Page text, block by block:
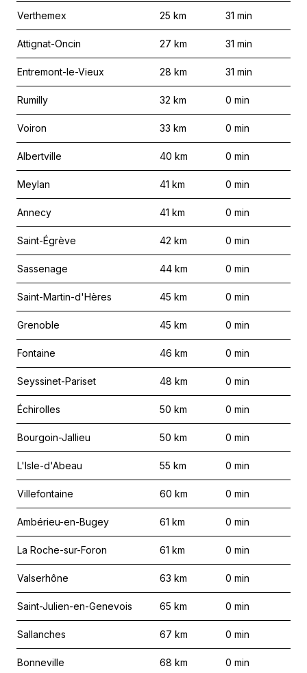
Verthemex 25 km 31 min
Attignat-Oncin 27 km 31 min
Entremont-le-Vieux 28 km 31 min
Rumilly 32 km 0 min
Voiron 33 km 0 min
Albertville 40 km 0 min
Meylan 41 km 0 min
Annecy 41 km 0 min
Saint-Égrève 42 km 0 min
Sassenage 44 km 0 min
Saint-Martin-d'Hères 45 km 0 min
Grenoble 45 km 0 min
Fontaine 46 km 0 min
Seyssinet-Pariset 48 km 0 min
Échirolles 50 km 0 min
Bourgoin-Jallieu 50 km 0 min
L'Isle-d'Abeau 55 km 0 min
Villefontaine 60 km 0 min
Ambérieu-en-Bugey 61 km 0 min
La Roche-sur-Foron 61 km 0 min
Valserhône 63 km 0 min
Saint-Julien-en-Genevois 65 km 0 min
Sallanches 67 km 0 min
Bonneville 68 km 0 min